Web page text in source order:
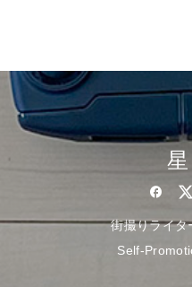
街撮りライ
Self-